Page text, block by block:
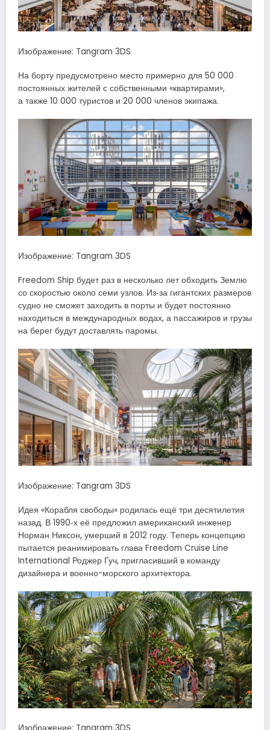
Изображение: Tangram 3DS
На борту предусмотрено место примерно для 50 000
постоянных жителей с собственными «квартирами»,
а также 10 000 туристов и 20 000 членов экипажа.
Изображение: Tangram 3DS
Freedom Ship будет раз в несколько лет обходить Землю
со скоростью около семи узлов. Из‑за гигантских размеров
судно не сможет заходить в порты и будет постоянно
находиться в международных водах, а пассажиров и грузы
на берег будут доставлять паромы.
Изображение: Tangram 3DS
Идея «Корабля свободы» родилась ещё три десятилетия
назад. В 1990‑х её предложил американский инженер
Норман Никсон, умерший в 2012 году. Теперь концепцию
пытается реанимировать глава Freedom Cruise Line
International Роджер Гуч, пригласивший в команду
дизайнера и военно-морского архитектора.